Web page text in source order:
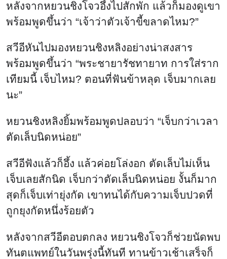
หลังจากหยวนชิงโจวอึ้งไปสักพัก แล้วก็มองดูเขา
พร้อมพูดขึ้นว่า “เจ้าว่าตัวเจ้าขี้ขลาดไหม?”
สวีอีหันไปมองหยวนชิงหลิงอย่างน่าสงสาร
พร้อมพูดขึ้นว่า “พระชายารัชทายาท การใส่ราก
เทียมนี้ เจ็บไหม? ตอนที่ฟันข้าหลุด เจ็บมากเลย
นะ”
หยวนชิงหลิงยิ้มพร้อมพูดปลอบว่า “เจ็บกว่าเวลา
ตัดเล็บนิดหน่อย”
สวีอีฟังแล้วก็อึ้ง แล้วค่อยโล่งอก ตัดเล็บไม่เห็น
เจ็บเลยสักนิด เจ็บกว่าตัดเล็บนิดหน่อย งั้นก็มาก
สุดก็เจ็บเท่ายุ่งกัด เขาทนได้กับความเจ็บปวดที่
ถูกยุงกัดหนึ่งร้อยตัว
หลังจากสวีอีตอบตกลง หยวนชิงโจวก็ช่วยนัดพบ
ทันตแพทย์ในวันพรุ่งนี้ทันที ทานข้าวเช้าเสร็จก็